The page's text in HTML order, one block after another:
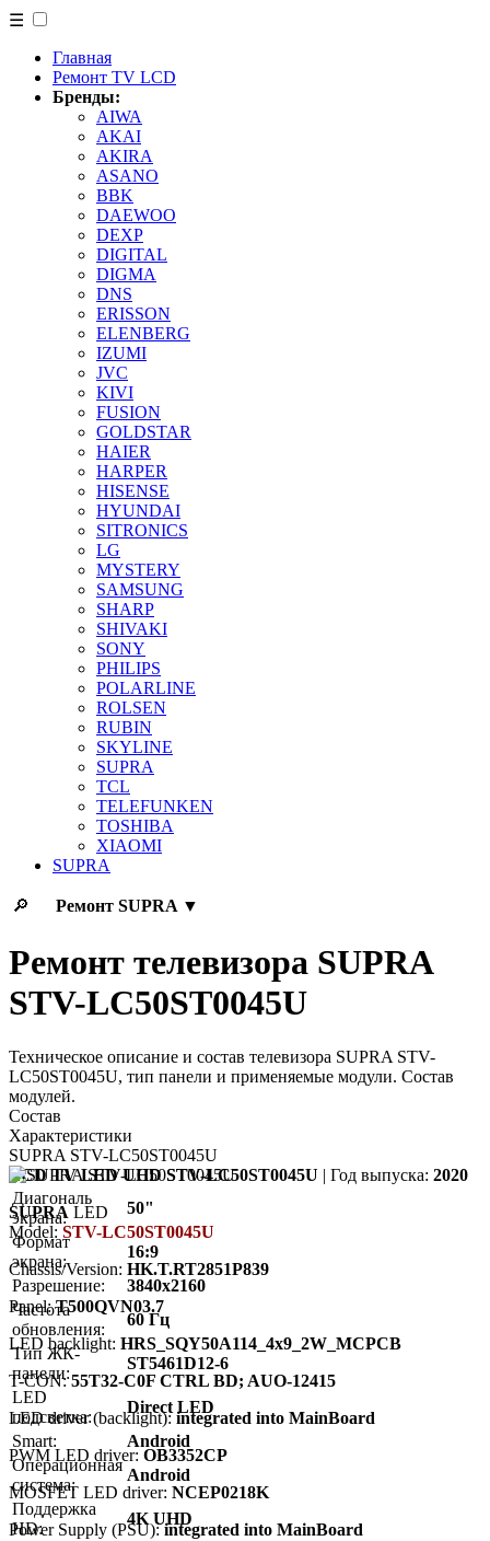
☰
Главная
Ремонт TV LCD
Бренды:
AIWA
AKAI
AKIRA
ASANO
BBK
DAEWOO
DEXP
DIGITAL
DIGMA
DNS
ERISSON
ELENBERG
IZUMI
JVC
KIVI
FUSION
GOLDSTAR
HAIER
HARPER
HISENSE
HYUNDAI
SITRONICS
LG
MYSTERY
SAMSUNG
SHARP
SHIVAKI
SONY
PHILIPS
POLARLINE
ROLSEN
RUBIN
SKYLINE
SUPRA
TCL
TELEFUNKEN
TOSHIBA
XIAOMI
SUPRA
🔎 Ремонт SUPRA ▼
Ремонт телевизора SUPRA
STV-LC50ST0045U
Техническое описание и состав телевизора SUPRA STV-
LC50ST0045U, тип панели и применяемые модули. Состав
модулей.
Состав
Характеристики
SUPRA STV-LC50ST0045U
LCD TV LED UHD STV-LC50ST0045U | Год выпуска: 2020
Диагональ
экрана:
50"
Формат
экрана:
16:9
Разрешение:
3840x2160
Частота
обновления:
60 Гц
Тип ЖК-
панели:
ST5461D12-6
LED
подсветка:
Direct LED
Smart:
Android
Операционная
система:
Android
Поддержка
HD:
4K UHD
SUPRA LED
Model: STV-LC50ST0045U
Chassis/Version: HK.T.RT2851P839
Panel:T500QVN03.7
LED backlight: HRS_SQY50A114_4x9_2W_MCPCB
T-CON:55T32-C0F CTRL BD; AUO-12415
LED driver (backlight):integrated into MainBoard
PWM LED driver: OB3352CP
MOSFET LED driver: NCEP0218K
Power Supply (PSU):integrated into MainBoard